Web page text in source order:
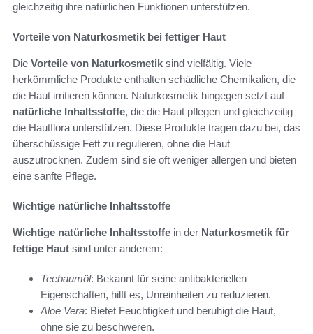
gleichzeitig ihre natürlichen Funktionen unterstützen.
Vorteile von Naturkosmetik bei fettiger Haut
Die Vorteile von Naturkosmetik sind vielfältig. Viele
herkömmliche Produkte enthalten schädliche Chemikalien, die
die Haut irritieren können. Naturkosmetik hingegen setzt auf
natürliche Inhaltsstoffe, die die Haut pflegen und gleichzeitig
die Hautflora unterstützen. Diese Produkte tragen dazu bei, das
überschüssige Fett zu regulieren, ohne die Haut
auszutrocknen. Zudem sind sie oft weniger allergen und bieten
eine sanfte Pflege.
Wichtige natürliche Inhaltsstoffe
Wichtige natürliche Inhaltsstoffe in der Naturkosmetik für
fettige Haut sind unter anderem:
Teebaumöl: Bekannt für seine antibakteriellen
Eigenschaften, hilft es, Unreinheiten zu reduzieren.
Aloe Vera: Bietet Feuchtigkeit und beruhigt die Haut,
ohne sie zu beschweren.